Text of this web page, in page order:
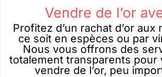
Vendre de l’or
Profitez d’un rachat d’or
ce soit en espèces ou par
Nous vous offrons des
totalement transparents pour
vendre de l’or, peu